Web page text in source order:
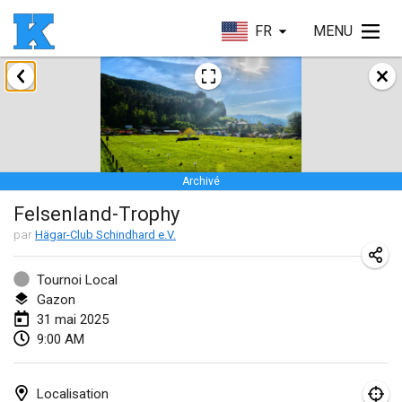
FR MENU
Archivé
Felsenland-Trophy
par Hägar-Club Schindhard e.V.
Tournoi Local
Gazon
31 mai 2025
9:00 AM
Localisation
janvier 2025
Skuffle for the Shovel
18 janv. 2025|États-Unis
Lake Superior Ice Festival Kubb Tournament
25 janv. 2025|États-Unis
Winterkubb
26 janv. 2025
mars 2025
Kubbtornooi De Rode Lantaarn